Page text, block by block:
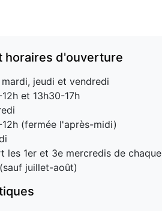
horaires d'ouverture
mardi, jeudi et vendredi
et 13h30-17h
(fermée l'après-midi)
les 1er et 3e mercredis de chaque
juillet-août)